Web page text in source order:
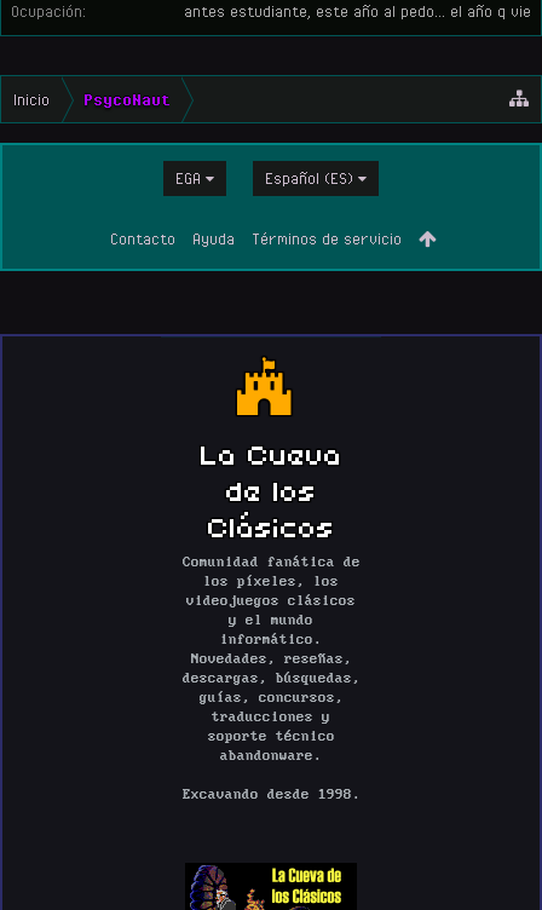
Ocupación:
antes estudiante, este año al pedo... el año q vie
Inicio PsycoNaut
EGA Español (ES)
Contacto Ayuda Términos de servicio
La Cueva
de los
Clásicos
Comunidad fanática de
los píxeles, los
videojuegos clásicos
y el mundo
informático.
Novedades, reseñas,
descargas, búsquedas,
guías, concursos,
traducciones y
soporte técnico
abandonware.
Excavando desde 1998.